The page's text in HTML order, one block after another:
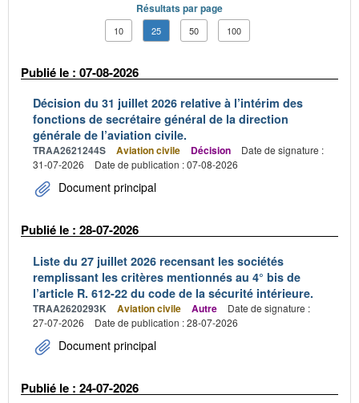
Résultats par page
10 25 50 100
Publié le : 07-08-2026
Décision du 31 juillet 2026 relative à l’intérim des
fonctions de secrétaire général de la direction
générale de l’aviation civile.
TRAA2621244S Aviation civile Décision
Date de signature :
31-07-2026
Date de publication : 07-08-2026
Document principal
Publié le : 28-07-2026
Liste du 27 juillet 2026 recensant les sociétés
remplissant les critères mentionnés au 4° bis de
l’article R. 612-22 du code de la sécurité intérieure.
TRAA2620293K Aviation civile Autre
Date de signature :
27-07-2026
Date de publication : 28-07-2026
Document principal
Publié le : 24-07-2026